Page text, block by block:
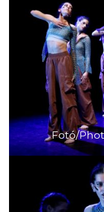
Fotó/